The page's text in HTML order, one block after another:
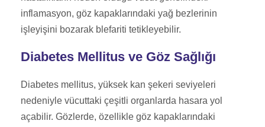
inflamasyon, göz kapaklarındaki yağ bezlerinin
işleyişini bozarak blefariti tetikleyebilir.
Diabetes Mellitus ve Göz Sağlığı
Diabetes mellitus, yüksek kan şekeri seviyeleri
nedeniyle vücuttaki çeşitli organlarda hasara yol
açabilir. Gözlerde, özellikle göz kapaklarındaki